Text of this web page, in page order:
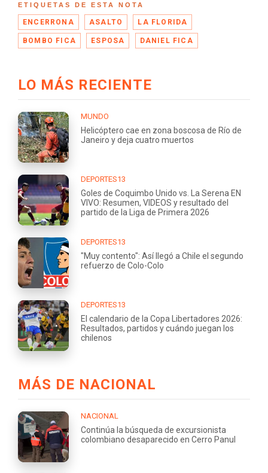
ETIQUETAS DE ESTA NOTA
ENCERRONA ASALTO LA FLORIDA
BOMBO FICA ESPOSA DANIEL FICA
LO MÁS RECIENTE
MUNDO
Helicóptero cae en zona boscosa de Río de
Janeiro y deja cuatro muertos
DEPORTES13
Goles de Coquimbo Unido vs. La Serena EN
VIVO: Resumen, VIDEOS y resultado del
partido de la Liga de Primera 2026
DEPORTES13
"Muy contento": Así llegó a Chile el segundo
refuerzo de Colo-Colo
DEPORTES13
El calendario de la Copa Libertadores 2026:
Resultados, partidos y cuándo juegan los
chilenos
MÁS DE NACIONAL
NACIONAL
Continúa la búsqueda de excursionista
colombiano desaparecido en Cerro Panul